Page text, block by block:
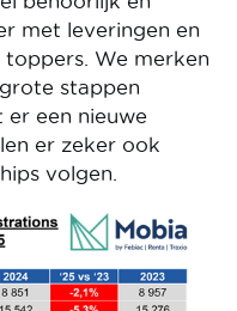
met leveringen en
We merken
stappen
een nieuwe
er zeker ook
volgen.